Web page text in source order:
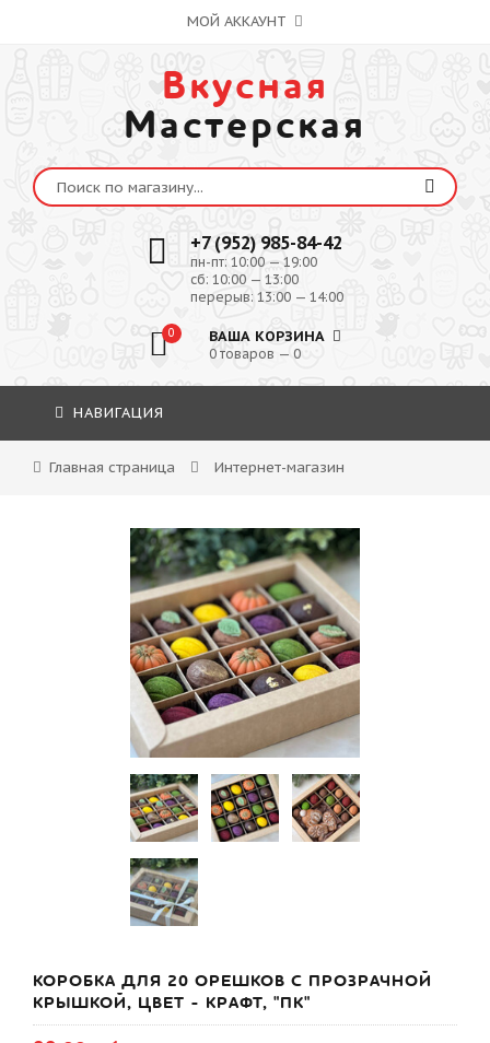
МОЙ АККАУНТ
Вкусная
Мастерская
+7 (952) 985-84-42
пн-пт: 10:00 — 19:00
сб: 10:00 — 13:00
перерыв: 13:00 — 14:00
0 ВАША КОРЗИНА
0 товаров — 0
НАВИГАЦИЯ
Главная страница Интернет-магазин
КОРОБКА ДЛЯ 20 ОРЕШКОВ С ПРОЗРАЧНОЙ
КРЫШКОЙ, ЦВЕТ - КРАФТ, "ПК"